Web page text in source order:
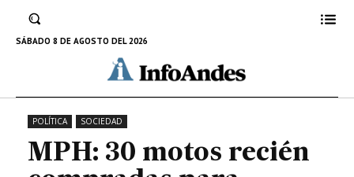
SÁBADO 8 DE AGOSTO DEL 2026
están inoperativas por falta de
placas
11 DE JULIO DE 2024
POLÍTICA SOCIEDAD
MPH: 30 motos recién